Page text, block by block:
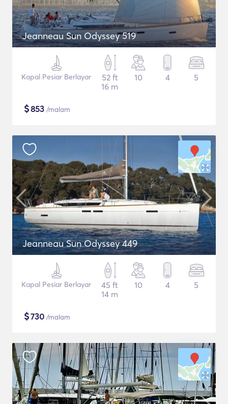
Jeanneau Sun Odyssey 519
Kapal Pesiar Berlayar
52 ft
16 m
10 4 5
$853 /malam
Jeanneau Sun Odyssey 449
Kapal Pesiar Berlayar
45 ft
14 m
10 4 5
$730 /malam